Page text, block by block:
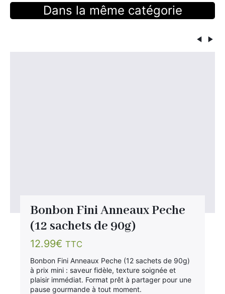
Dans la même catégorie
Bonbon Fini Anneaux Peche
(12 sachets de 90g)
12.99€ TTC
Bonbon Fini Anneaux Peche (12 sachets de 90g)
à prix mini : saveur fidèle, texture soignée et
plaisir immédiat. Format prêt à partager pour une
pause gourmande à tout moment.